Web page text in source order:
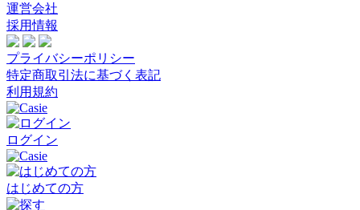
運営会社
採用情報
プライバシーポリシー
特定商取引法に基づく表記
利用規約
ログイン
はじめての方